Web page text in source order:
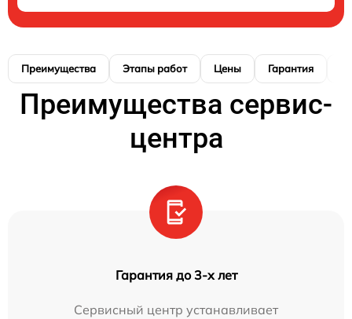
Преимущества Этапы работ Цены Гарантия
Преимущества сервис-
центра
Гарантия до 3-х лет
Сервисный центр устанавливает